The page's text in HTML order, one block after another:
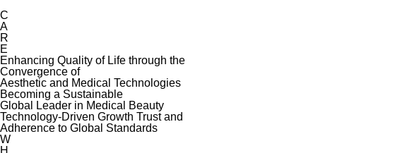
C
A
R
E
Enhancing Quality of Life through the
Convergence of
Aesthetic and Medical Technologies
Becoming a Sustainable
Global Leader in Medical Beauty
Technology-Driven Growth Trust and
Adherence to Global Standards
W